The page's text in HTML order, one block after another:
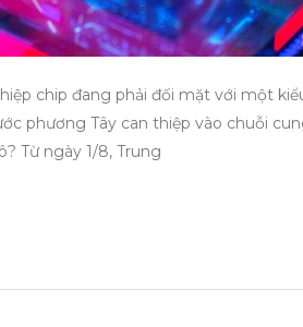
chip đang phải đối mặt với một
phương Tây can thiệp vào chuỗi
Từ ngày 1/8, Trung